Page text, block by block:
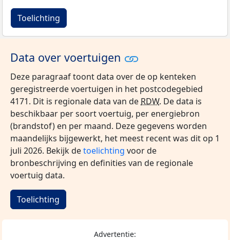
Toelichting
Data over voertuigen
Deze paragraaf toont data over de op kenteken
geregistreerde voertuigen in het postcodegebied
4171. Dit is regionale data van de RDW. De data is
beschikbaar per soort voertuig, per energiebron
(brandstof) en per maand. Deze gegevens worden
maandelijks bijgewerkt, het meest recent was dit op 1
juli 2026. Bekijk detoelichting voor de
bronbeschrijving en definities van de regionale
voertuig data.
Toelichting
Advertentie: